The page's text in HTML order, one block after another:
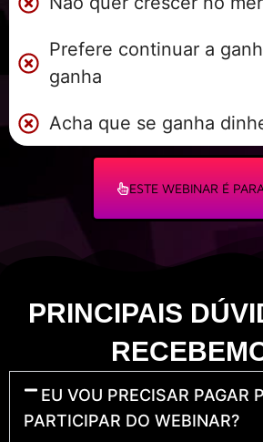
Prefere continuar a
ganha
Acha que se ganha
ESTE WEBINAR É
PRINCIPAIS
EU VOU PRECISAR PAGAR
PARTICIPAR DO WEBINAR?